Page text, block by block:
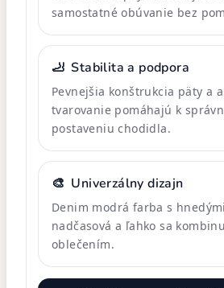
samostatné obúvanie bez
🦶 Stabilita a podpora
Pevnejšia konštrukcia päty a
tvarovanie pomáhajú k
postaveniu chodidla.
🎨 Univerzálny dizajn
Denim modrá farba s
nadčasová a ľahko sa
oblečením.